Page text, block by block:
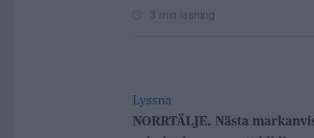
3 min läsning
Lyssna
NORRTÄLJE. Nästa